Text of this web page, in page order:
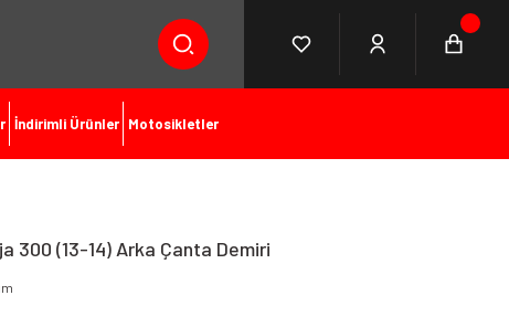
İndirimli Ürünler Motosikletler
300 (13-14) Arka Çanta Demiri